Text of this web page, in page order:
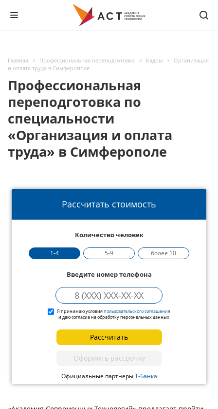
Главная Профессиональная переподготовка Кадры
Организация
и оплата труда в Симферополе
Профессиональная
переподготовка по
специальности
«Организация и оплата
труда» в Симферополе
Рассчитать стоимость
Количество человек
1-4 5-9 более 10
Введите номер телефона
Я принимаю условияпользовательского соглашения
и даю согласие на обработку персональных данных
Рассчитать
Оформить рассрочку
Официальные партнерыТ-Банка